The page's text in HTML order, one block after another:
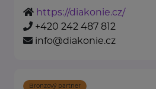
https://diakonie.cz/
+420 242 487 812
info@diakonie.cz
Bronzový partner